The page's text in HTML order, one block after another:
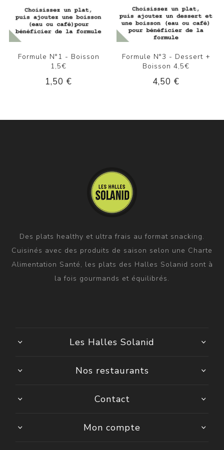
Formule N°1 - Boisson
1,5€
1,50 €
Formule N°3 - Dessert +
Boisson 4,5€
4,50 €
Des plats healthy et ultra frais au format snacking.
Cuisinés avec des produits de saison selon une Charte
Alimentation Santé, les plats des Halles Solanid sont à
la fois gourmands et équilibrés.
Les Halles Solanid
Nos restaurants
Contact
Mon compte